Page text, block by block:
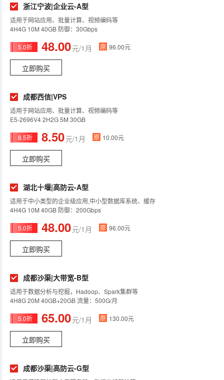
浙江宁波|企业云-A型
适用于网站应用、批量计算、视频编码等
4H4G 10M 40GB 防御：30Gbps
5.0折 48.00元/1月 原 96.00元
立即购买
成都西信|VPS
适用于网站应用、批量计算、视频编码等
E5-2696V4 2H2G 5M 30GB
8.5折 8.50元/1月 原 10.00元
立即购买
湖北十堰|高防云-A型
适用于中小类型的企业级应用,中小型数据库系统、缓存
4H4G 10M 40GB 防御：200Gbps
5.0折 48.00元/1月 原 96.00元
立即购买
成都沙渠|大带宽-B型
适用于数据分析与挖掘，Hadoop、Spark集群等
4H8G 20M 40GB+20GB 流量：500G/月
5.0折 65.00元/1月 原 130.00元
立即购买
成都沙渠|高防云-G型